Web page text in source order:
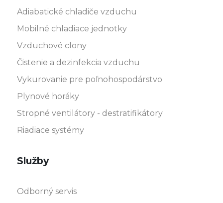
Adiabatické chladiče vzduchu
Mobilné chladiace jednotky
Vzduchové clony
Čistenie a dezinfekcia vzduchu
Vykurovanie pre poľnohospodárstvo
Plynové horáky
Stropné ventilátory - destratifikátory
Riadiace systémy
Služby
Odborný servis